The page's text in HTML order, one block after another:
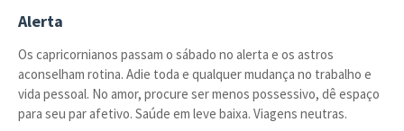
Alerta
Os capricornianos passam o sábado no alerta e os astros
aconselham rotina. Adie toda e qualquer mudança no trabalho e
vida pessoal. No amor, procure ser menos possessivo, dê espaço
para seu par afetivo. Saúde em leve baixa. Viagens neutras.